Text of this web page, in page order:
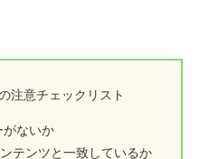
注意チェックリスト
がないか
テンツと一致しているか